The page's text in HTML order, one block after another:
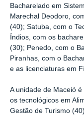
Bacharelado em
Marechal Deodoro,
(40); Satuba, com o
Índios, com os
(30); Penedo, com o
Piranhas, com o
e as licenciaturas em
A unidade de Maceió
os tecnológicos em
Gestão de Turismo